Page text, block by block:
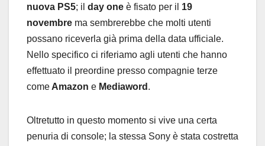
nuova PS5; il day one è fisato per il 19
novembre ma sembrerebbe che molti utenti
possano riceverla già prima della data ufficiale.
Nello specifico ci riferiamo agli utenti che hanno
effettuato il preordine presso compagnie terze
come Amazon e Mediaword .
Oltretutto in questo momento si vive una certa
penuria di console; la stessa Sony è stata costretta